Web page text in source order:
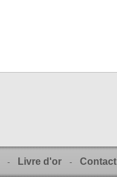
- Livre d'or - Contact